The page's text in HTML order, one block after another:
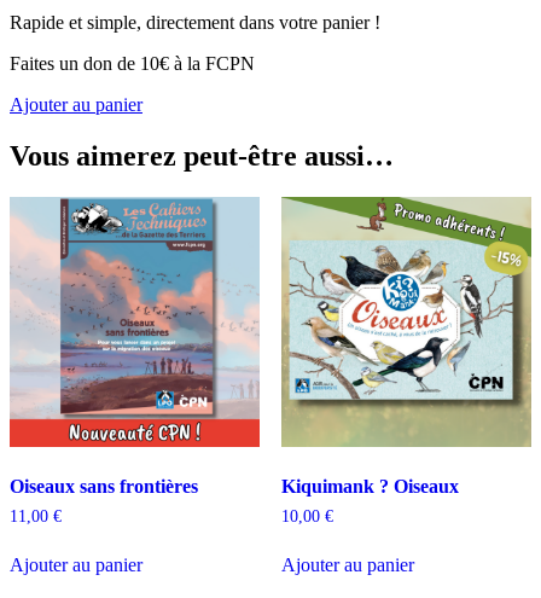
Rapide et simple, directement dans votre panier !
Faites un don de 10€ à la FCPN
Ajouter au panier
Vous aimerez peut-être aussi…
Oiseaux sans frontières
11,00 €
Ajouter au panier
Kiquimank ? Oiseaux
10,00 €
Ajouter au panier